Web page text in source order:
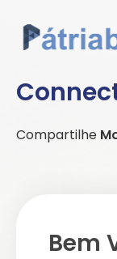
Compartilhe
Bem